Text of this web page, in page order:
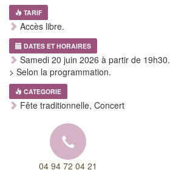
TARIF
Accès libre.
DATES ET HORAIRES
Samedi 20 juin 2026 à partir de 19h30.
> Selon la programmation.
CATEGORIE
Fête traditionnelle, Concert
04 94 72 04 21